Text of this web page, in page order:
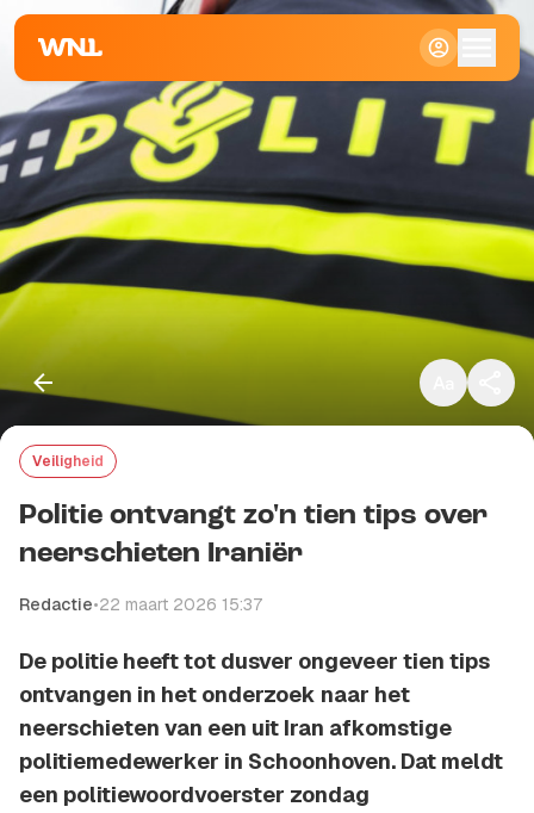
Groot
Veiligheid
Politie ontvangt zo'n tien tips over
neerschieten Iraniër
Redactie•22 maart 2026 15:37
De politie heeft tot dusver ongeveer tien tips
ontvangen in het onderzoek naar het
neerschieten van een uit Iran afkomstige
politiemedewerker in Schoonhoven. Dat meldt
een politiewoordvoerster zondag